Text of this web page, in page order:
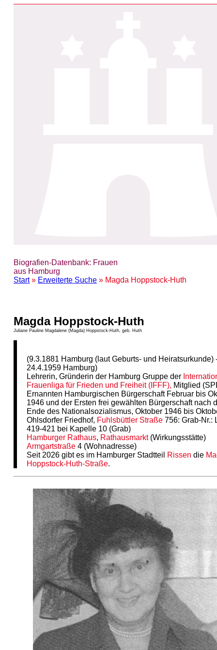
Biografien-Datenbank: Frauen
aus Hamburg
Start» Erweiterte Suche » Magda Hoppstock-Huth
Magda Hoppstock-Huth
Juliane Pauline Magdalene (Magda) Hoppstock-Huth, geb. Huth
(9.3.1881 Hamburg (laut Geburts- und Heiratsurkunde)
24.4.1959 Hamburg)
Lehrerin, Gründerin der Hamburg Gruppe der
Frauenliga für Frieden und Freiheit (IFFF), Mitglied
Ernannten Hamburgischen Bürgerschaft Februar bis
1946 und der Ersten frei gewählten Bürgerschaft nach
Ende des Nationalsozialismus, Oktober 1946 bis
Ohlsdorfer Friedhof, Fuhlsbüttler Straße 756: Grab-Nr.:
419-421 bei Kapelle 10 (Grab)
Hamburger Rathaus, Rathausmarkt(Wirkungsstätte)
Armgartstraße 4 (Wohnadresse)
Seit 2026 gibt es im Hamburger Stadtteil
Rissen die
Hoppstock-Huth-Straße.